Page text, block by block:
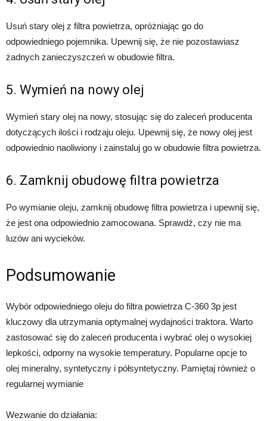
Usuń stary olej z filtra powietrza, opróżniając go do
odpowiedniego pojemnika. Upewnij się, że nie pozostawiasz
żadnych zanieczyszczeń w obudowie filtra.
5. Wymień na nowy olej
Wymień stary olej na nowy, stosując się do zaleceń producenta
dotyczących ilości i rodzaju oleju. Upewnij się, że nowy olej jest
odpowiednio naoliwiony i zainstaluj go w obudowie filtra powietrza.
6. Zamknij obudowę filtra powietrza
Po wymianie oleju, zamknij obudowę filtra powietrza i upewnij się,
że jest ona odpowiednio zamocowana. Sprawdź, czy nie ma
luzów ani wycieków.
Podsumowanie
Wybór odpowiedniego oleju do filtra powietrza C-360 3p jest
kluczowy dla utrzymania optymalnej wydajności traktora. Warto
zastosować się do zaleceń producenta i wybrać olej o wysokiej
lepkości, odporny na wysokie temperatury. Popularne opcje to
olej mineralny, syntetyczny i półsyntetyczny. Pamiętaj również o
regularnej wymianie
Wezwanie do działania: